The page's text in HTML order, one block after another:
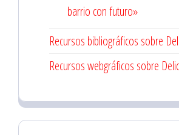
barrio con futuro»
Recursos bibliográficos sobre
Recursos webgráficos sobre